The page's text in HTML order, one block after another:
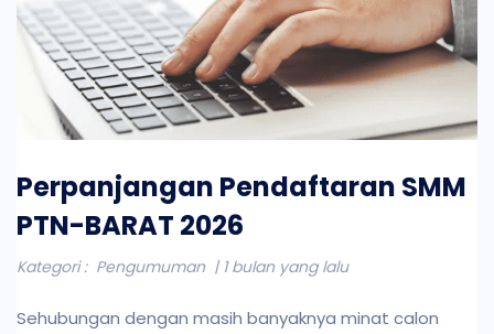
Perpanjangan Pendaftaran SMM
PTN-BARAT 2026
Kategori : Pengumuman | 1 bulan yang lalu
Sehubungan dengan masih banyaknya minat calon